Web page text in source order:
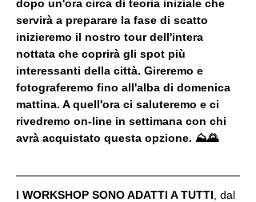
dopo un'ora circa di teoria iniziale che
servirà a preparare la fase di scatto
inizieremo il nostro tour dell'intera
nottata che coprirà gli spot più
interessanti della città. Gireremo e
fotograferemo fino all'alba di domenica
mattina. A quell'ora ci saluteremo e ci
rivedremo on-line in settimana con chi
avrà acquistato questa opzione. ⛰🌄
I WORKSHOP SONO ADATTI A TUTTI , dal